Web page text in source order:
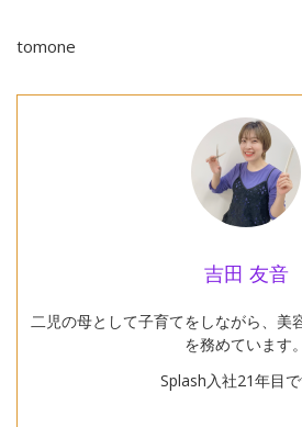
tomone
吉田 友音
二児の母として子育てをしながら、美
を務めています。
Splash入社21年目で